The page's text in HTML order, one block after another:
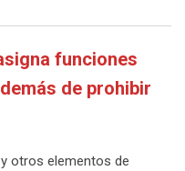
funciones
de prohibir
otros elementos de